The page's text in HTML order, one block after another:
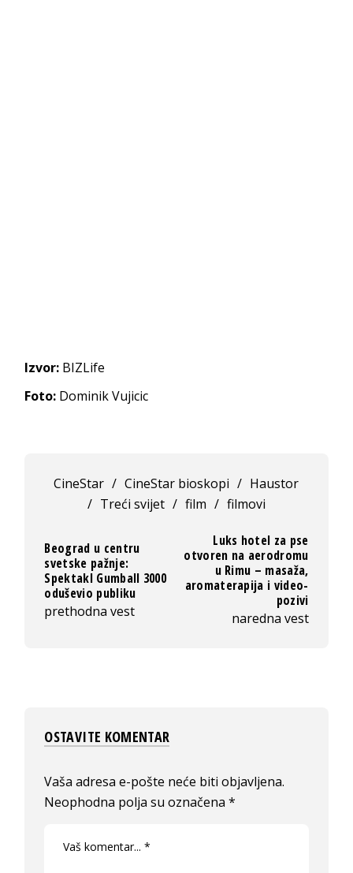
Izvor: BIZLife
Foto: Dominik Vujicic
CineStar / CineStar bioskopi / Haustor
/ Treći svijet / film / filmovi
Beograd u centru
svetske pažnje:
Spektakl Gumball 3000
oduševio publiku
prethodna vest
Luks hotel za pse
otvoren na aerodromu
u Rimu – masaža,
aromaterapija i video-
pozivi
naredna vest
OSTAVITE KOMENTAR
Vaša adresa e-pošte neće biti objavljena.
Neophodna polja su označena*